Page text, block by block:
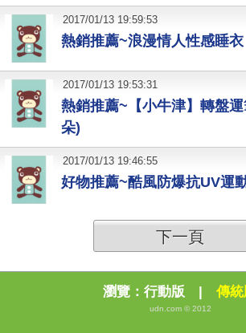
熱銷推薦~浪漫情人性感睡衣
2017/01/13 19:59:53
熱銷推薦~【小牛津】轉盤
朵)
2017/01/13 19:53:31
好物推薦~酷風防爆抗UV運
2017/01/13 19:46:55
下一頁
瀏覽： 行動版 | 傳統
udn.com © 2012